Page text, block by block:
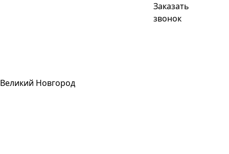
Великий Новгород
Заказать
звонок